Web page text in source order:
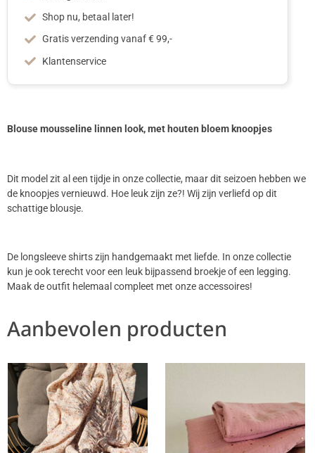
Shop nu, betaal later!
Gratis verzending vanaf € 99,-
Klantenservice
Blouse mousseline linnen look, met houten bloem knoopjes
Dit model zit al een tijdje in onze collectie, maar dit seizoen hebben we
de knoopjes vernieuwd. Hoe leuk zijn ze?! Wij zijn verliefd op dit
schattige blousje.
De longsleeve shirts zijn handgemaakt met liefde. In onze collectie
kun je ook terecht voor een leuk bijpassend broekje of een legging.
Maak de outfit helemaal compleet met onze accessoires!
Aanbevolen producten